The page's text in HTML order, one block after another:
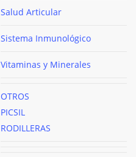
Salud Articular
Sistema Inmunológico
Vitaminas y Minerales
OTROS
PICSIL
RODILLERAS